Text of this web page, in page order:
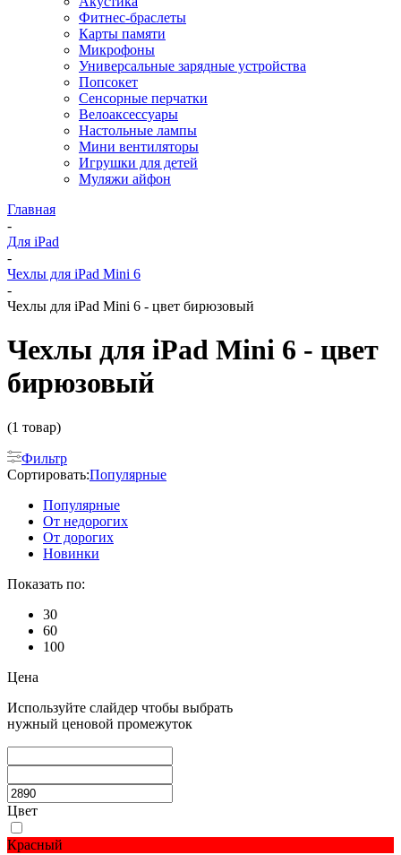
Фитнес-браслеты
Карты памяти
Микрофоны
Универсальные зарядные устройства
Попсокет
Сенсорные перчатки
Велоаксессуары
Настольные лампы
Мини вентиляторы
Игрушки для детей
Муляжи айфон
Главная
-
Для iPad
-
Чехлы для iPad Mini 6
-
Чехлы для iPad Mini 6 - цвет бирюзовый
Чехлы для iPad Mini 6 - цвет
бирюзовый
(1 товар)
Фильтр
Сортировать:Популярные
Популярные
От недорогих
От дорогих
Новинки
Показать по:
30
60
100
Цена
Используйте слайдер чтобы выбрать
нужный ценовой промежуток
Цвет
Красный